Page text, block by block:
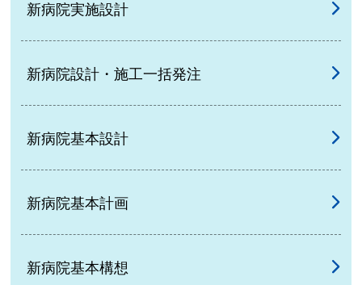
新病院実施設計
新病院設計・施工一括発注
新病院基本設計
新病院基本計画
新病院基本構想